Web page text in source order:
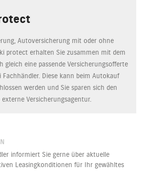
Autoversicherung mit oder ohne
protect erhalten Sie zusammen mit dem
gleich eine passende Versicherungsofferte
Diese kann beim Autokauf
werden und Sie sparen sich den
Versicherungsagentur.
informiert Sie gerne über aktuelle
Leasingkonditionen für Ihr gewähltes